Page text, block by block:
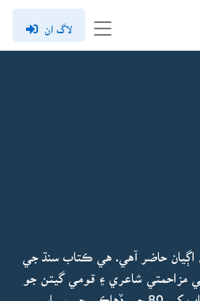
لاگ ان
اڳيان حاضر آهي. هي ڪتاب سنڌ جي
مزاحمتي شاعري ۽ قومي گيتن جو
مجموعو آهي. پڙهندڙ هن ڪتاب کي 80 جي ڏهاڪي جي سياسي